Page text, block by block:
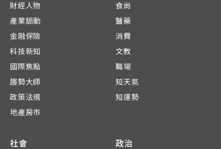
財經人物
產業脈動
金融保險
科技新知
國際焦點
趨勢大師
政策法規
地產房市
食尚
醫藥
消費
文教
職場
知天氣
知運勢
社會 政治